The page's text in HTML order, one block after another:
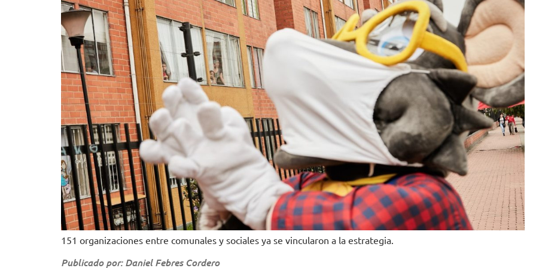
151 organizaciones entre comunales y sociales ya se vincularon a la estrategia.
Publicado por: Daniel Febres Cordero